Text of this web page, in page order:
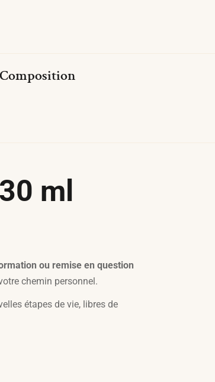
Composition
ml
ou remise en question
chemin personnel.
étapes de vie, libres de